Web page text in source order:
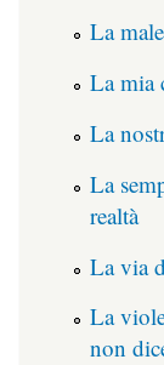
La
La mia
La
La
realtà
La via
La
non